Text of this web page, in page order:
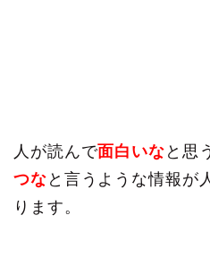
人が読んで面白いな と思
つな と言うような情報が
ります。